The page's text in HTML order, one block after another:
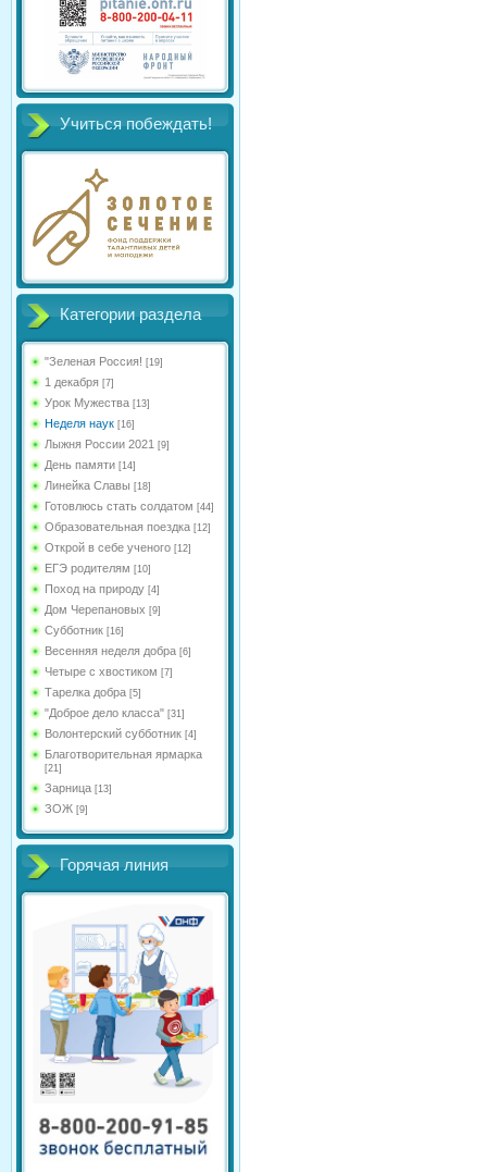
Учиться побеждать!
Категории раздела
"Зеленая Россия! [19]
1 декабря [7]
Урок Мужества [13]
Неделя наук [16]
Лыжня России 2021 [9]
День памяти [14]
Линейка Славы [18]
Готовлюсь стать солдатом [44]
Образовательная поездка [12]
Открой в себе ученого [12]
ЕГЭ родителям [10]
Поход на природу [4]
Дом Черепановых [9]
Субботник [16]
Весенняя неделя добра [6]
Четыре с хвостиком [7]
Тарелка добра [5]
"Доброе дело класса" [31]
Волонтерский субботник [4]
Благотворительная ярмарка
[21]
Зарница [13]
ЗОЖ [9]
Горячая линия